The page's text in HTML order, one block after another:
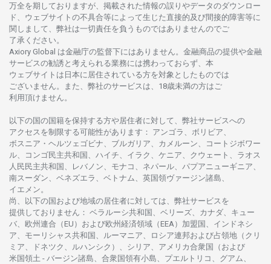
万全を期しておりますが、 掲載さ れた情報の誤りやデータのダウンロー
ド、 ウェブサイトの不具合等に よって生じた 直接的及び間接的障害等に
関し まして、 弊社は一切責任を負うものではありませんのでご
了承ください。
Axiory Global は金融庁の監督下にはありません。 金融商品の提供や金融
サービスの勧誘と 考えられる業務には携わっておらず、 本
ウェブサイトは 日本に 居住さ れている方を対象としたものでは
ございません。
また、 弊社のサービスは、18歳未満の方は ご
利用頂けません 。
以下の国の国籍を保持する方や居住者に対して、 弊社サービスへの
アクセスを制限する可能性があります ： アンゴラ、ボリビア、
ボスニア ・ ヘルツェゴビナ、ブルガリア、カメルーン、コートジボワー
ル、
コンゴ民主共和国、ハイチ、イラク、ケニア、クウェート、 ラオス
人民民主共和国、レバノン、モナコ、ネパール、パプアニューギニア、
南スーダン、ベネズエラ、ベトナム、 英国領ヴァージン諸島、
イエメン。
尚、 以下の国および地域の居住者に対しては、 弊社サービスを
提供しておりません ： ベラルーシ共和国、ベリーズ、カナダ、キュー
バ、 欧州連合 （EU） および欧州経済領域 （EEA）加盟国、インドネシ
ア、 モーリシャス共和国、ルーマニア、 ロシア連邦および占領地 （クリ
ミア、ドネツク、ルハンシク）、シリア、 アメリカ合衆国 （および
米国領土 - バージン諸島、合衆国領有小島、プエルトリコ、グアム、